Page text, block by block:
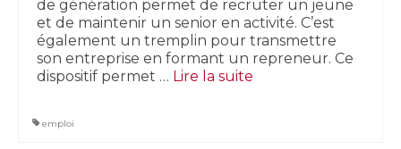
de génération permet de recruter un jeune
et de maintenir un senior en activité. C’est
également un tremplin pour transmettre
son entreprise en formant un repreneur. Ce
dispositif permet … Lire la suite­­
emploi